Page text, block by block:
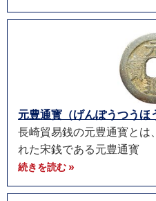
元豊通寳（げんぽうつうほ
長崎貿易銭の元豊通寳とは
れた宋銭である元豊通寳
続きを読む »